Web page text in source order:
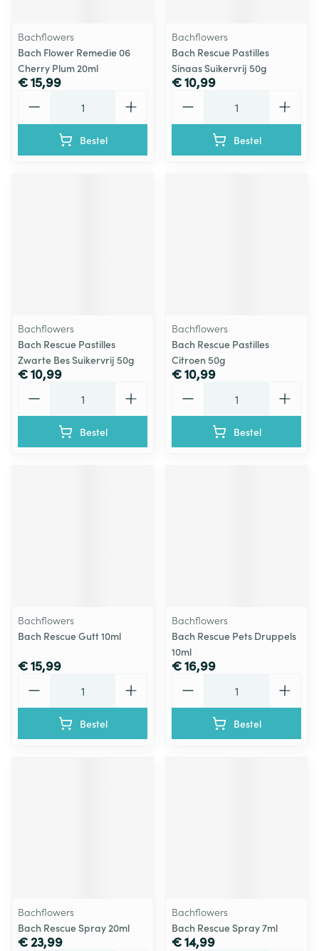
Bachflowers
Bach Flower Remedie 06
Cherry Plum 20ml
€ 15,99
Bestel
Bachflowers
Bach Rescue Pastilles
Sinaas Suikervrij 50g
€ 10,99
Bestel
Bachflowers
Bach Rescue Pastilles
Zwarte Bes Suikervrij 50g
€ 10,99
Bestel
Bachflowers
Bach Rescue Pastilles
Citroen 50g
€ 10,99
Bestel
Bachflowers
Bach Rescue Gutt 10ml
€ 15,99
Bestel
Bachflowers
Bach Rescue Pets Druppels
10ml
€ 16,99
Bestel
Bachflowers
Bach Rescue Spray 20ml
€ 23,99
Bachflowers
Bach Rescue Spray 7ml
€ 14,99